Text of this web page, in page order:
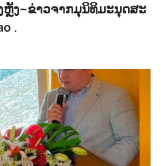
ຫຼັງ~ຂ່າວຈາກມຸນິທິມະນຸດສະ
.